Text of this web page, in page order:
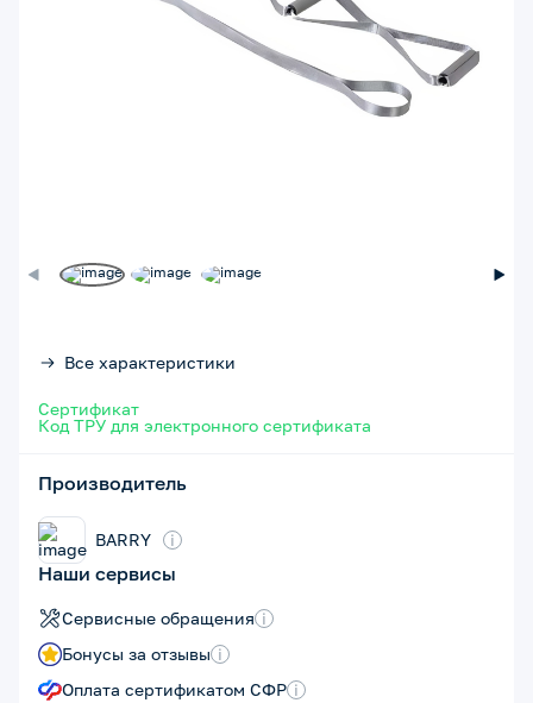
Все характеристики
Сертификат
Код ТРУ для электронного сертификата
Производитель
BARRY i
Наши сервисы
Сервисные обращения i
Бонусы за отзывы i
Оплата сертификатом СФР i